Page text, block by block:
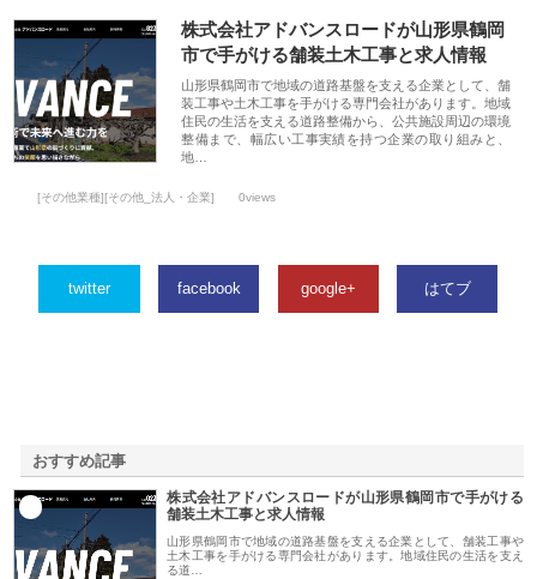
株式会社アドバンスロードが山形県鶴岡
市で手がける舗装土木工事と求人情報
山形県鶴岡市で地域の道路基盤を支える企業として、舗
装工事や土木工事を手がける専門会社があります。地域
住民の生活を支える道路整備から、公共施設周辺の環境
整備まで、幅広い工事実績を持つ企業の取り組みと、
地…
[その他業種][その他_法人・企業] 0views
twitter facebook google+ はてブ
おすすめ記事
株式会社アドバンスロードが山形県鶴岡市で手がける
舗装土木工事と求人情報
山形県鶴岡市で地域の道路基盤を支える企業として、舗装工事や
土木工事を手がける専門会社があります。地域住民の生活を支え
る道…